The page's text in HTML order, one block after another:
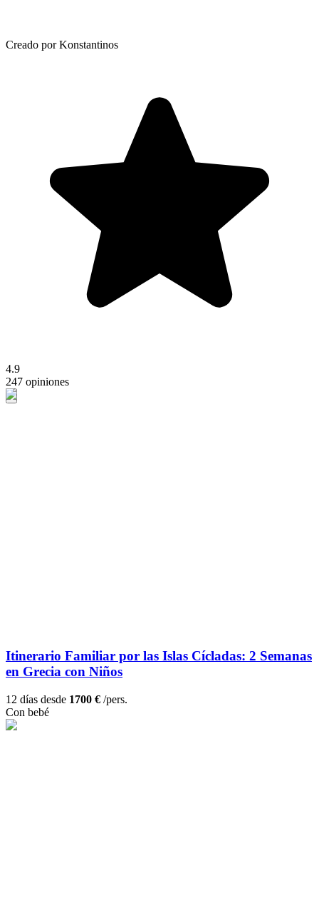
Creado por Konstantinos
4.9
247 opiniones
Itinerario Familiar por las Islas Cícladas: 2 Semanas
en Grecia con Niños
12 días desde 1700 € /pers.
Con bebé